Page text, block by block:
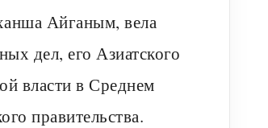
Айганым, вела
дел, его Азиатского
власти в Среднем
правительства.